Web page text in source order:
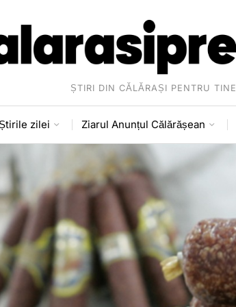
ȘTIRI DIN CĂLĂRAȘI PENTRU TINE
zilei Ziarul Anunțul Călărășean